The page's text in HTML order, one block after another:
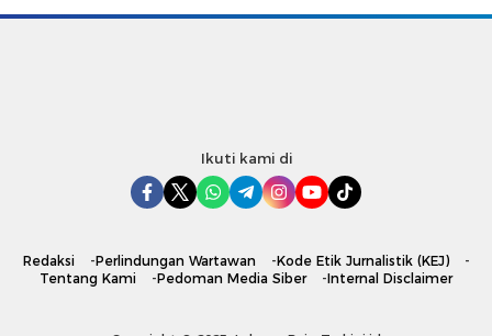
Ikuti kami di
Redaksi Perlindungan Wartawan
Kode Etik Jurnalistik (KEJ)
Tentang Kami
Pedoman Media Siber Internal Disclaimer